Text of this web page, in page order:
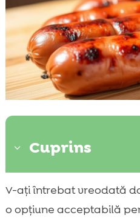
3 Cuprins
 Introducere în
 Ce sunt crenvurștii
V-ați întrebat vreodată
o opțiune acceptabilă